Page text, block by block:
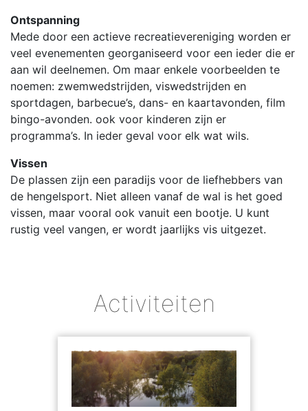
Ontspanning
Mede door een actieve recreatievereniging worden er
veel evenementen georganiseerd voor een ieder die er
aan wil deelnemen. Om maar enkele voorbeelden te
noemen: zwemwedstrijden, viswedstrijden en
sportdagen, barbecue’s, dans- en kaartavonden, film
bingo-avonden. ook voor kinderen zijn er
programma’s. In ieder geval voor elk wat wils.
Vissen
De plassen zijn een paradijs voor de liefhebbers van
de hengelsport. Niet alleen vanaf de wal is het goed
vissen, maar vooral ook vanuit een bootje. U kunt
rustig veel vangen, er wordt jaarlijks vis uitgezet.
Activiteiten